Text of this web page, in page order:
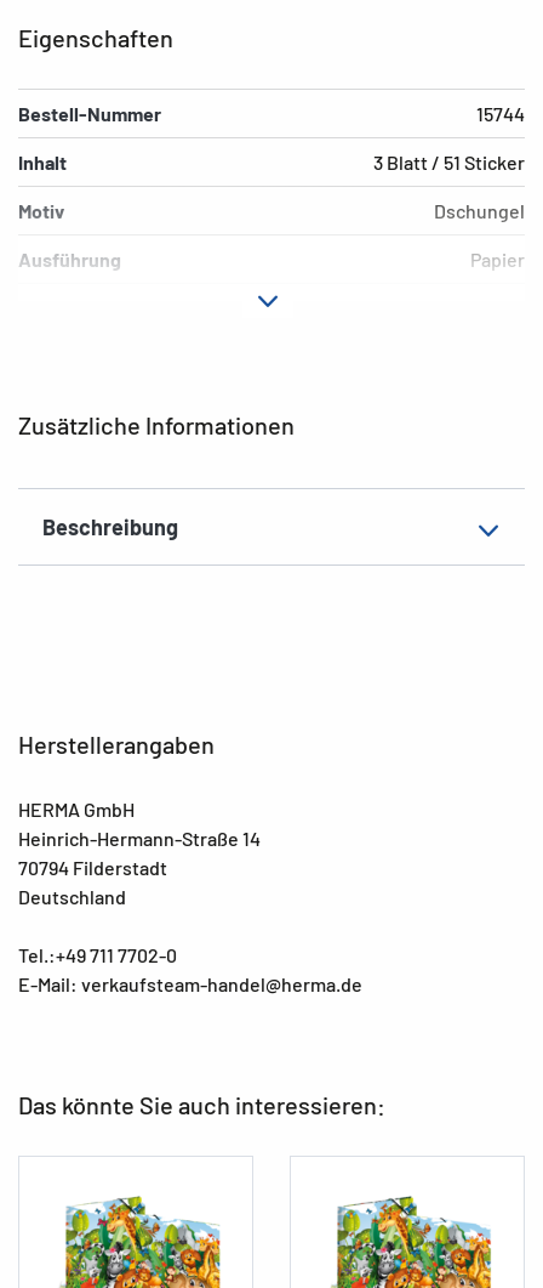
Zusätzliche Informationen
Beschreibung
Eigenschaften
Bestell-Nummer 15744
Inhalt 3 Blatt / 51 Sticker
Motiv Dschungel
Ausführung Papier
Herstellerangaben
HERMA GmbH
Heinrich-Hermann-Straße 14
70794 Filderstadt
Deutschland
Tel.:+49 711 7702-0
E-Mail: verkaufsteam-handel@herma.de
Das könnte Sie auch interessieren: